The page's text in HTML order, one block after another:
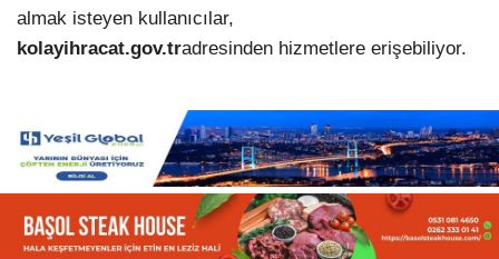
almak isteyen kullanıcılar,
kolayihracat.gov.tradresinden hizmetlere erişebiliyor.